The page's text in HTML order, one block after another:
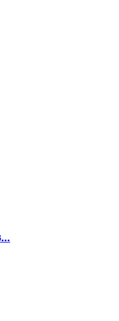
نگاهی به زندگی هنری ناصر عبد...